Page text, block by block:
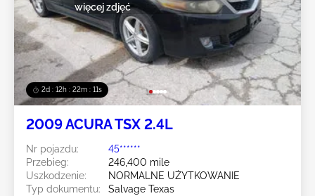
2d : 12h : 22m : 08s
więcej zdjęć
2009 ACURA TSX 2.4L
Nr pojazdu:
45******
Przebieg:
246,400 mile
Uszkodzenie:
NORMALNE UŻYTKOWANIE
Typ dokumentu:
Salvage Texas